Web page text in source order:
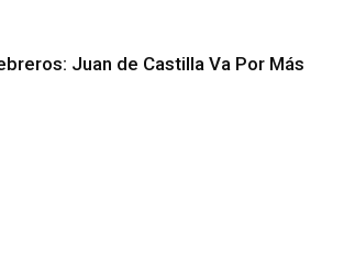
Juan de Castilla Va Por Más